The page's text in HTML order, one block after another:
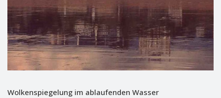
Wolkenspiegelung im ablaufenden Wasser